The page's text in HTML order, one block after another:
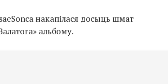
накапілася досыць шмат
альбому.